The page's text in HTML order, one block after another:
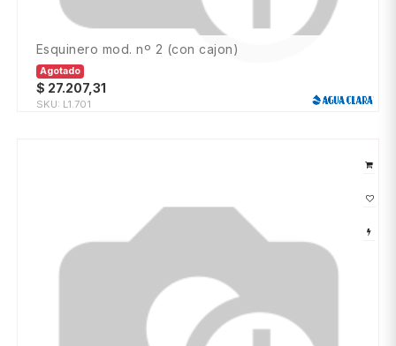
esquinero mod. nº 2 (con cajon)
Agotado
$ 27.207,31
SKU: L1.701